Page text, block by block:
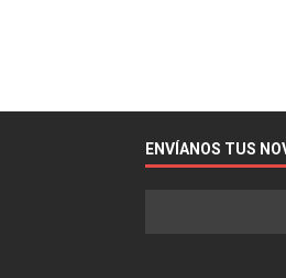
ENVÍANOS TUS